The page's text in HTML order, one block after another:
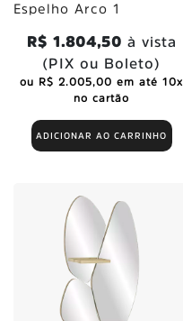
Espelho Arco 1
ADICIONAR AO CARRINHO
R$ 1.804,50 à vista
(PIX ou Boleto)
ou R$ 2.005,00 em até 10x
no cartão